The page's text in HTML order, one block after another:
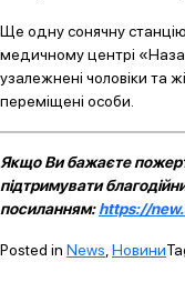
Ще одну сонячну станцію
медичному центрі
узалежнені чоловіки та
переміщені особи.
Якщо Ви бажаєте
підтримувати
посиланням:https://
Posted in News Новини